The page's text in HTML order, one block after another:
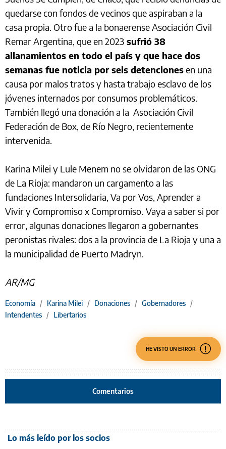
quedarse con fondos de vecinos que aspiraban a la
casa propia. Otro fue a la bonaerense Asociación Civil
Remar Argentina, que en 2023 sufrió 38
allanamientos en todo el país y que hace dos
semanas fue noticia por seis detencionesen una
causa por malos tratos y hasta trabajo esclavo de los
jóvenes internados por consumos problemáticos.
También llegó una donación a la Asociación Civil
Federación de Box, de Río Negro, recientemente
intervenida.
Karina Milei y Lule Menem no se olvidaron de las ONG
de La Rioja: mandaron un cargamento a las
fundaciones Intersolidaria, Va por Vos, Aprender a
Vivir y Compromiso x Compromiso. Vaya a saber si por
error, algunas donaciones llegaron a gobernantes
peronistas rivales: dos a la provincia de La Rioja y una a
la municipalidad de Puerto Madryn.
AR/MG
Economía / Karina Milei / Donaciones / Gobernadores /
Intendentes / Libertarios
HE VISTO UN ERROR
Comentarios
Lo más leído por los socios